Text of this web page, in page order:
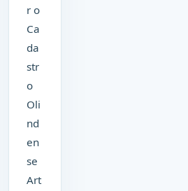
r o
Ca
da
str
o
Oli
nd
en
se
Art